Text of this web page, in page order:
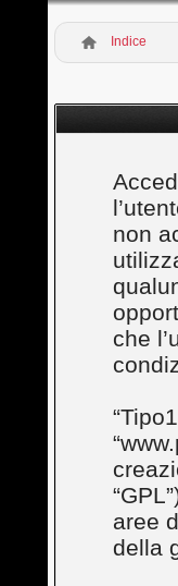
Indice
non
che
aree
della